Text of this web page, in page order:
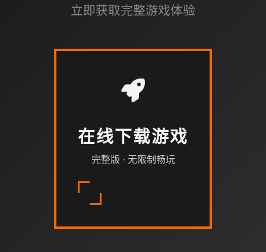
立即获取完整游戏体验
在线下载游戏
完整版 · 无限制畅玩